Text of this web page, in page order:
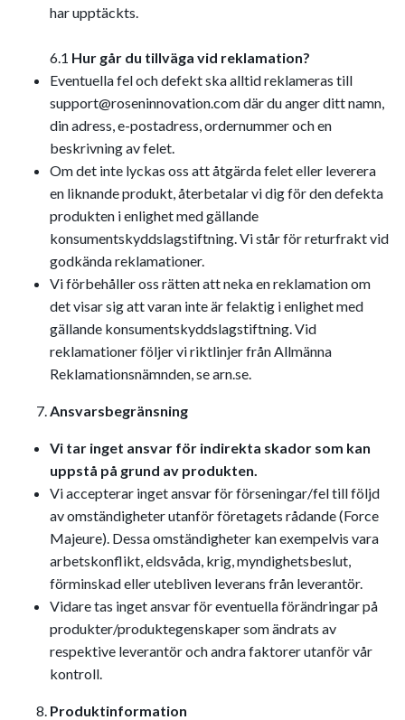
har upptäckts.
6.1 Hur går du tillväga vid reklamation?
Eventuella fel och defekt ska alltid reklameras till
support@roseninnovation.comdär du anger ditt namn,
din adress, e-postadress, ordernummer och en
beskrivning av felet.
Om det inte lyckas oss att åtgärda felet eller leverera
en liknande produkt, återbetalar vi dig för den defekta
produkten i enlighet med gällande
konsumentskyddslagstiftning. Vi står för returfrakt vid
godkända reklamationer.
Vi förbehåller oss rätten att neka en reklamation om
det visar sig att varan inte är felaktig i enlighet med
gällande konsumentskyddslagstiftning. Vid
reklamationer följer vi riktlinjer från Allmänna
Reklamationsnämnden, se arn.se.
Ansvarsbegränsning
Vi tar inget ansvar för indirekta skador som kan
uppstå på grund av produkten.
Vi accepterar inget ansvar för förseningar/fel till följd
av omständigheter utanför företagets rådande (Force
Majeure). Dessa omständigheter kan exempelvis vara
arbetskonflikt, eldsvåda, krig, myndighetsbeslut,
förminskad eller utebliven leverans från leverantör.
Vidare tas inget ansvar för eventuella förändringar på
produkter/produktegenskaper som ändrats av
respektive leverantör och andra faktorer utanför vår
kontroll.
Produktinformation